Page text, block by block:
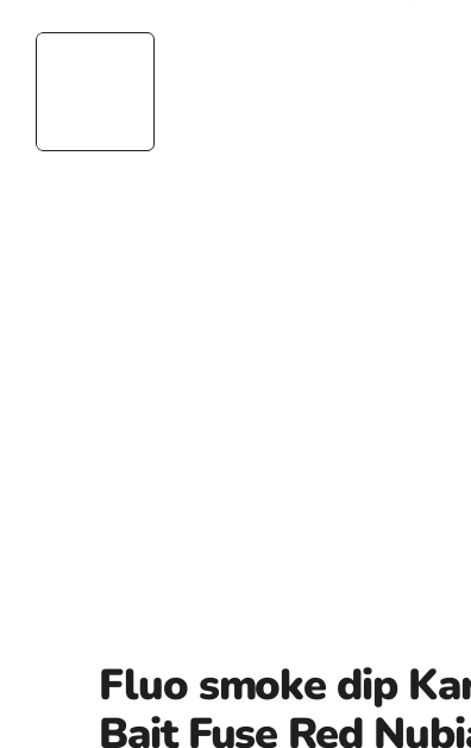
Fluo smoke dip
Bait Fuse Red